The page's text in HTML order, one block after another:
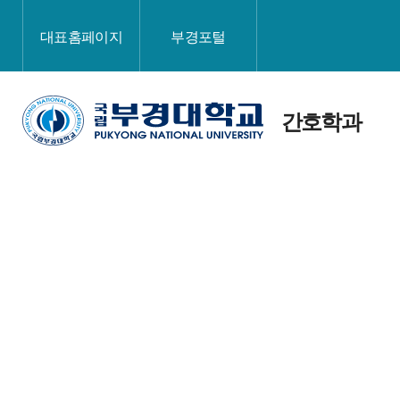
대표홈페이지 부경포털
간호학과